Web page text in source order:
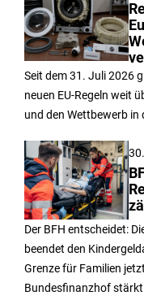
Seit dem 31. Juli 2026
neuen EU-Regeln weit
und den Wettbewerb in
Der BFH entscheidet:
beendet den
Grenze für Familien
Bundesfinanzhof